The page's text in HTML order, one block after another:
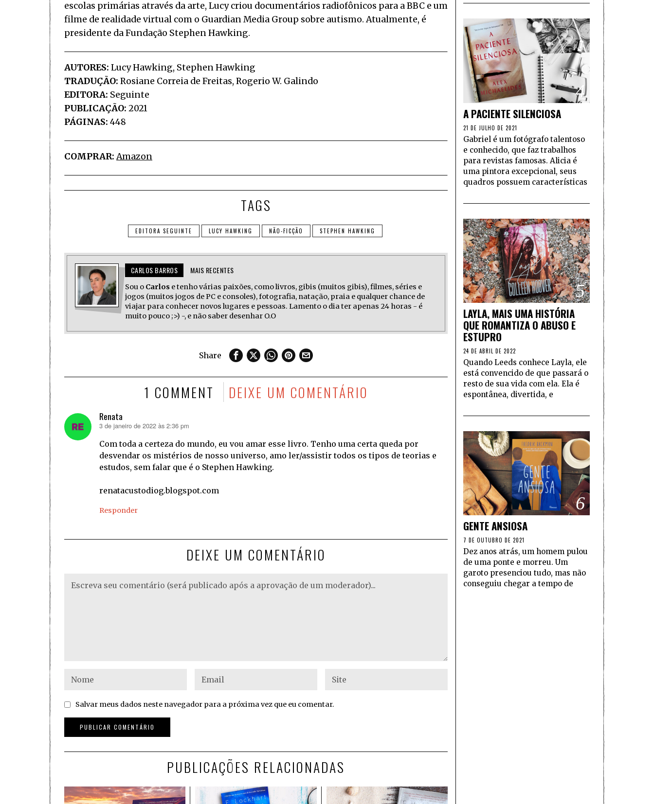
escolas primárias através da arte, Lucy criou documentários radiofônicos para a BBC e um
filme de realidade virtual com o Guardian Media Group sobre autismo. Atualmente, é
presidente da Fundação Stephen Hawking.
AUTORES: Lucy Hawking, Stephen Hawking
TRADUÇÃO: Rosiane Correia de Freitas, Rogerio W. Galindo
EDITORA: Seguinte
PUBLICAÇÃO: 2021
PÁGINAS: 448
COMPRAR: Amazon
TAGS
EDITORA SEGUINTE LUCY HAWKING NÃO-FICÇÃO STEPHEN HAWKING
CARLOS BARROS MAIS RECENTES
Sou o Carlose tenho várias paixões, como livros, gibis (muitos gibis), filmes, séries e
jogos (muitos jogos de PC e consoles), fotografia, natação, praia e qualquer chance de
viajar para conhecer novos lugares e pessoas. Lamento o dia ter apenas 24 horas - é
muito pouco ;>) -, e não saber desenhar O.O
Share
1 COMMENT DEIXE UM COMENTÁRIO
Renata
disse:
3 de janeiro de 2022 às 2:36 pm
Com toda a certeza do mundo, eu vou amar esse livro. Tenho uma certa queda por
desvendar os mistérios de nosso universo, amo ler/assistir todos os tipos de teorias e
estudos, sem falar que é o Stephen Hawking.
renatacustodiog.blogspot.com
Responder
DEIXE UM COMENTÁRIO
Salvar meus dados neste navegador para a próxima vez que eu comentar.
PUBLICAÇÕES RELACIONADAS
4
A PACIENTE SILENCIOSA
21 DE JULHO DE 2021
Gabriel é um fotógrafo talentoso
e conhecido, que faz trabalhos
para revistas famosas. Alicia é
uma pintora excepcional, seus
quadros possuem características
5
LAYLA, MAIS UMA HISTÓRIA
QUE ROMANTIZA O ABUSO E
ESTUPRO
24 DE ABRIL DE 2022
Quando Leeds conhece Layla, ele
está convencido de que passará o
resto de sua vida com ela. Ela é
espontânea, divertida, e
6
GENTE ANSIOSA
7 DE OUTUBRO DE 2021
Dez anos atrás, um homem pulou
de uma ponte e morreu. Um
garoto presenciou tudo, mas não
conseguiu chegar a tempo de